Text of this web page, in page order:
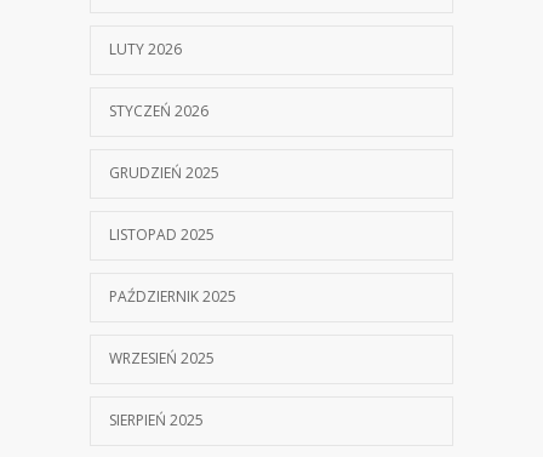
LUTY 2026
STYCZEŃ 2026
GRUDZIEŃ 2025
LISTOPAD 2025
PAŹDZIERNIK 2025
WRZESIEŃ 2025
SIERPIEŃ 2025